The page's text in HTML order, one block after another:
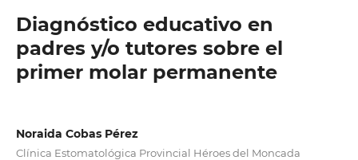
Diagnóstico educativo en
padres y/o tutores sobre el
primer molar permanente
Noraida Cobas Pérez
Clínica Estomatológica Provincial Héroes del Moncada